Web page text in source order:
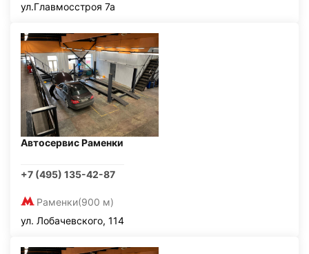
ул.Главмосстроя 7а
Автосервис Раменки
+7 (495) 135-42-87
Раменки(900 м)
ул. Лобачевского, 114